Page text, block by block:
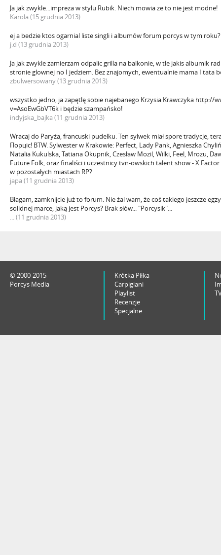
Ja jak zwykle...impreza w stylu Rubik. Niech mowia ze to nie jest modne!
Karola (15 grudnia 2013)
ej a bedzie ktos ogarnial liste singli i albumów forum porcys w tym
j.d (13 grudnia 2013)
Ja jak zwykle zamierzam odpalic grilla na balkonie, w tle jakis albumik
stronie glownej no I jedziem. Bez znajomych, ewentualnie mama I tata
zbulwersowany (13 grudnia 2013)
wszystko jedno, ja zapętlę sobie najebanego Krzysia Krawczyka http://
v=AsoEwGbVT6k i będzie szampańsko!
indyjska_bajka (11 grudnia 2013)
Wracaj do Paryża, francuski pudelku. Ten sylwek miał spore tradycje,
Порціс! BTW. Sylwester w Krakowie: Perfect, Lady Pank, Agnieszka
Natalia Kukulska, Tatiana Okupnik, Czesław Mozil, Wilki, Feel, Mrozu,
Future Folk, oraz finaliści i uczestnicy tvn-owskich talent show - X
w pozostałych miastach RP?
japa (11 grudnia 2013)
Błagam, zamknijcie już to forum. Nie żal wam, że coś takiego jeszcze
solidnej marce, jaką jest Porcys? Brak słów... "Porcysik"...
... (11 grudnia 2013)
© 2000-2015
Porcys Media
Krótka Piłka
Carpigiani
Playlist
Recenzje
Specjalne